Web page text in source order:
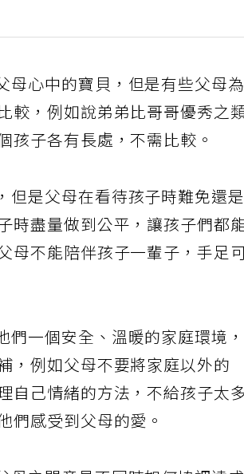
母心中的寶貝，但是有些父母為
較，例如說弟弟比哥哥優秀之
孩子各有長處，不需比較。
但是父母在看待孩子時難免還是
時盡量做到公平，讓孩子們都
母不能陪伴孩子一輩子，手足可
一個安全、溫暖的家庭環境，
，例如父母不要將家庭以外的
自己情緒的方法，不給孩子太
們感受到父母的愛。